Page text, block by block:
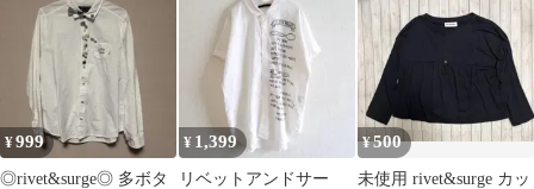
ラシカル/F
¥999
◎rivet&surge◎ 多ボタ
¥ 1,399
リベットアンドサー
¥500
未使用 rivet&surge カッ